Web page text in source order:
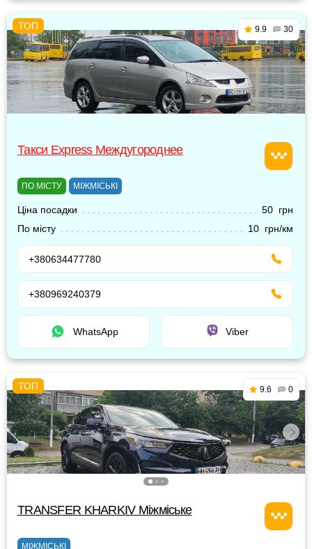
9.9 30
Такси Express Междугороднее
ПО МІСТУ МІЖМІСЬКІ
Ціна посадки
50 грн
По місту
10 грн/км
+380634477780
+380969240379
WhatsApp Viber
9.6 0
TRANSFER KHARKIV Міжміське
МІЖМІСЬКІ